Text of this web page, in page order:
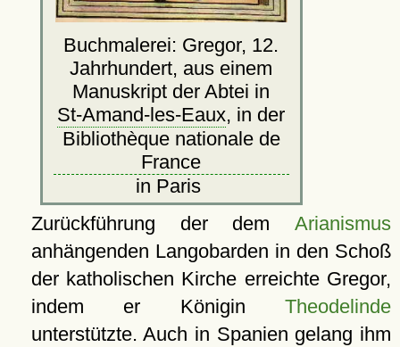
Buchmalerei: Gregor, 12.
Jahrhundert, aus einem
Manuskript der Abtei in
St-Amand-les-Eaux, in der
Bibliothèque nationale de
France
in Paris
Zurückführung der dem Arianismus
anhängenden Langobarden in den Schoß
der katholischen Kirche erreichte Gregor,
indem er Königin Theodelinde
unterstützte. Auch in Spanien gelang ihm